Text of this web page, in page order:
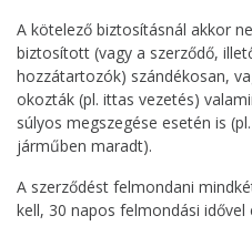
A kötelező biztosításnál akkor
biztosított (vagy a szerződő,
hozzátartozók) szándékosan,
okozták (pl. ittas vezetés)
súlyos megszegése esetén is
járműben maradt).
A szerződést felmondani
kell, 30 napos felmondási